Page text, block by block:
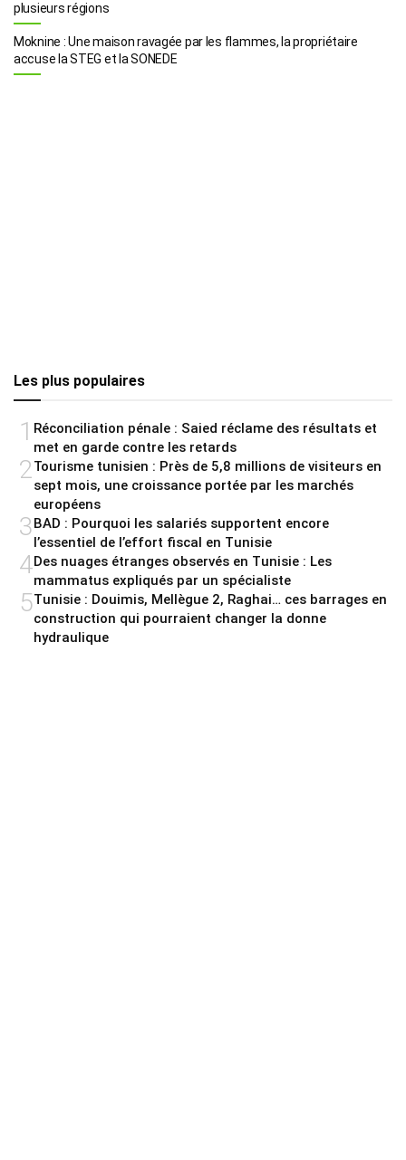
plusieurs régions
Moknine : Une maison ravagée par les flammes, la propriétaire
accuse la STEG et la SONEDE
Les plus populaires
1 Réconciliation pénale : Saied réclame des résultats et
met en garde contre les retards
2Tourisme tunisien : Près de 5,8 millions de visiteurs en
sept mois, une croissance portée par les marchés
européens
3BAD : Pourquoi les salariés supportent encore
l’essentiel de l’effort fiscal en Tunisie
4Des nuages étranges observés en Tunisie : Les
mammatus expliqués par un spécialiste
5Tunisie : Douimis, Mellègue 2, Raghai… ces barrages en
construction qui pourraient changer la donne
hydraulique